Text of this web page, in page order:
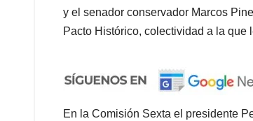
y el senador conservador Marcos
Pacto Histórico, colectividad a la que
En la Comisión Sexta el presidente